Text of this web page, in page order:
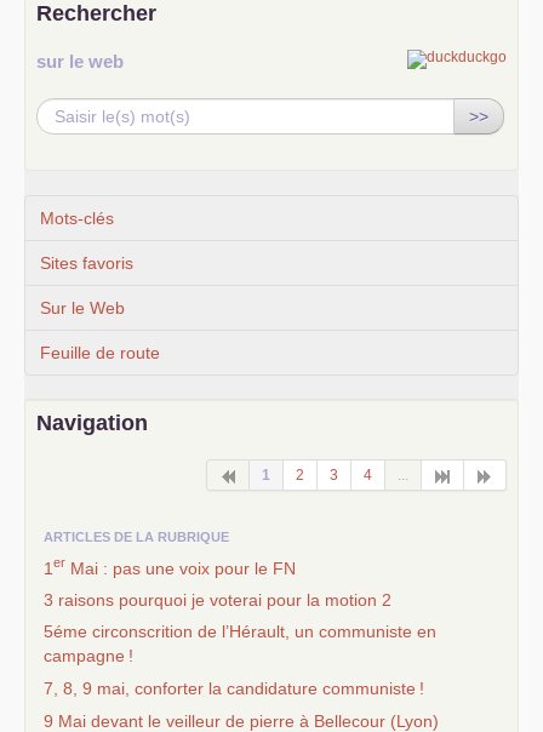
Rechercher
sur le web
>>
Mots-clés
Sites favoris
Sur le Web
Feuille de route
Navigation
1 2 3 4
ARTICLES DE LA RUBRIQUE
1 er Mai : pas une voix pour le FN
3 raisons pourquoi je voterai pour la motion 2
5éme circonscrition de l’Hérault, un communiste en
campagne !
7, 8, 9 mai, conforter la candidature communiste !
9 Mai devant le veilleur de pierre à Bellecour (Lyon)